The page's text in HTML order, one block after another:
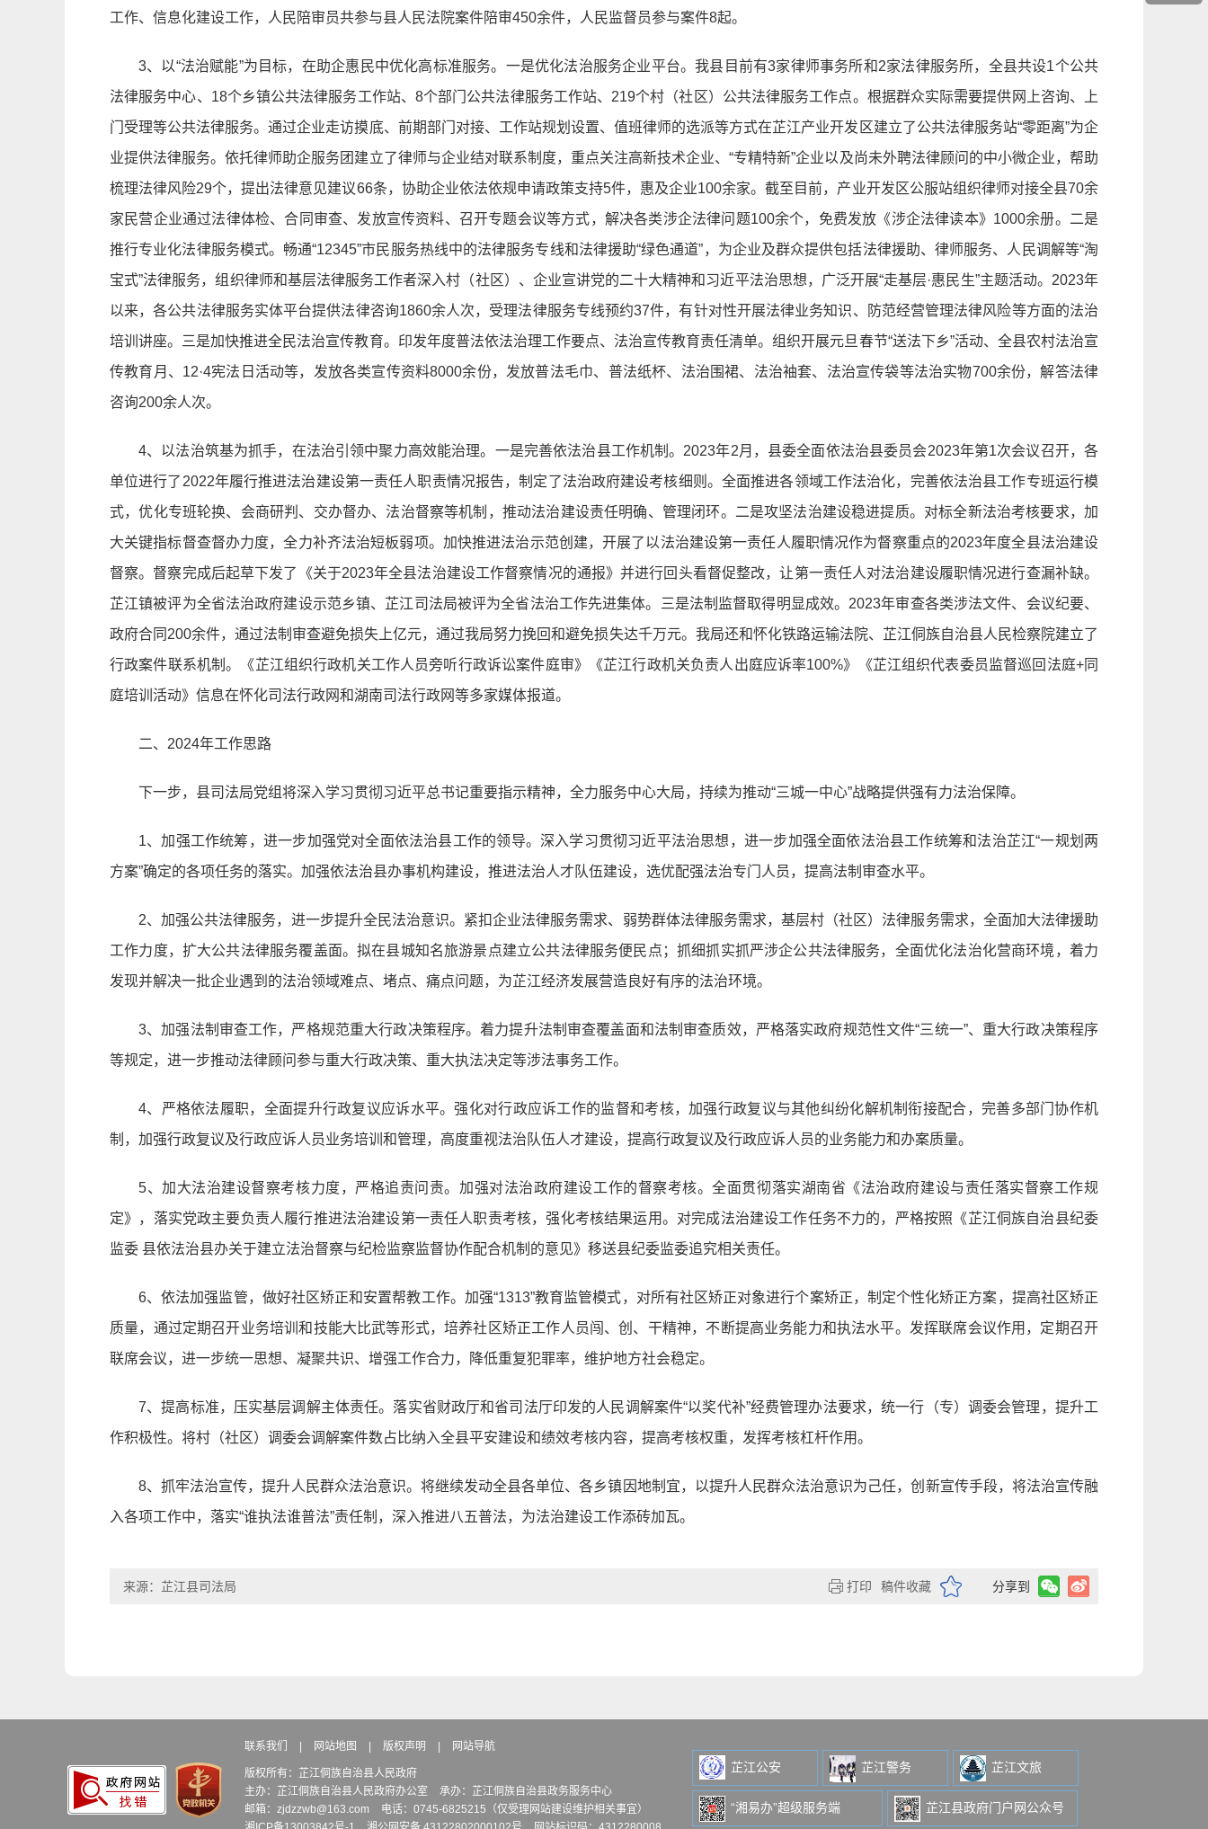
工作、信息化建设工作，人民陪审员共参与县人民法院案件陪审450余件，人民监督员参与案件8起。
3、以“法治赋能”为目标，在助企惠民中优化高标准服务。一是优化法治服务企业平台。我县目前有3家律师事务所和2家法律服务所，全县共设1个公共
法律服务中心、18个乡镇公共法律服务工作站、8个部门公共法律服务工作站、219个村（社区）公共法律服务工作点。根据群众实际需要提供网上咨询、上
门受理等公共法律服务。通过企业走访摸底、前期部门对接、工作站规划设置、值班律师的选派等方式在芷江产业开发区建立了公共法律服务站“零距离”为企
业提供法律服务。依托律师助企服务团建立了律师与企业结对联系制度，重点关注高新技术企业、“专精特新”企业以及尚未外聘法律顾问的中小微企业，帮助
梳理法律风险29个，提出法律意见建议66条，协助企业依法依规申请政策支持5件，惠及企业100余家。截至目前，产业开发区公服站组织律师对接全县70余
家民营企业通过法律体检、合同审查、发放宣传资料、召开专题会议等方式，解决各类涉企法律问题100余个，免费发放《涉企法律读本》1000余册。二是
推行专业化法律服务模式。畅通“12345”市民服务热线中的法律服务专线和法律援助“绿色通道”，为企业及群众提供包括法律援助、律师服务、人民调解等“淘
宝式”法律服务，组织律师和基层法律服务工作者深入村（社区）、企业宣讲党的二十大精神和习近平法治思想，广泛开展“走基层·惠民生”主题活动。2023年
以来，各公共法律服务实体平台提供法律咨询1860余人次，受理法律服务专线预约37件，有针对性开展法律业务知识、防范经营管理法律风险等方面的法治
培训讲座。三是加快推进全民法治宣传教育。印发年度普法依法治理工作要点、法治宣传教育责任清单。组织开展元旦春节“送法下乡”活动、全县农村法治宣
传教育月、12·4宪法日活动等，发放各类宣传资料8000余份，发放普法毛巾、普法纸杯、法治围裙、法治袖套、法治宣传袋等法治实物700余份，解答法律
咨询200余人次。
4、以法治筑基为抓手，在法治引领中聚力高效能治理。一是完善依法治县工作机制。2023年2月，县委全面依法治县委员会2023年第1次会议召开，各
单位进行了2022年履行推进法治建设第一责任人职责情况报告，制定了法治政府建设考核细则。全面推进各领域工作法治化，完善依法治县工作专班运行模
式，优化专班轮换、会商研判、交办督办、法治督察等机制，推动法治建设责任明确、管理闭环。二是攻坚法治建设稳进提质。对标全新法治考核要求，加
大关键指标督查督办力度，全力补齐法治短板弱项。加快推进法治示范创建，开展了以法治建设第一责任人履职情况作为督察重点的2023年度全县法治建设
督察。督察完成后起草下发了《关于2023年全县法治建设工作督察情况的通报》并进行回头看督促整改，让第一责任人对法治建设履职情况进行查漏补缺。
芷江镇被评为全省法治政府建设示范乡镇、芷江司法局被评为全省法治工作先进集体。三是法制监督取得明显成效。2023年审查各类涉法文件、会议纪要、
政府合同200余件，通过法制审查避免损失上亿元，通过我局努力挽回和避免损失达千万元。我局还和怀化铁路运输法院、芷江侗族自治县人民检察院建立了
行政案件联系机制。《芷江组织行政机关工作人员旁听行政诉讼案件庭审》《芷江行政机关负责人出庭应诉率100%》《芷江组织代表委员监督巡回法庭+同
庭培训活动》信息在怀化司法行政网和湖南司法行政网等多家媒体报道。
二、2024年工作思路
下一步，县司法局党组将深入学习贯彻习近平总书记重要指示精神，全力服务中心大局，持续为推动“三城一中心”战略提供强有力法治保障。
1、加强工作统筹，进一步加强党对全面依法治县工作的领导。深入学习贯彻习近平法治思想，进一步加强全面依法治县工作统筹和法治芷江“一规划两
方案”确定的各项任务的落实。加强依法治县办事机构建设，推进法治人才队伍建设，选优配强法治专门人员，提高法制审查水平。
2、加强公共法律服务，进一步提升全民法治意识。紧扣企业法律服务需求、弱势群体法律服务需求，基层村（社区）法律服务需求，全面加大法律援助
工作力度，扩大公共法律服务覆盖面。拟在县城知名旅游景点建立公共法律服务便民点；抓细抓实抓严涉企公共法律服务，全面优化法治化营商环境，着力
发现并解决一批企业遇到的法治领域难点、堵点、痛点问题，为芷江经济发展营造良好有序的法治环境。
3、加强法制审查工作，严格规范重大行政决策程序。着力提升法制审查覆盖面和法制审查质效，严格落实政府规范性文件“三统一”、重大行政决策程序
等规定，进一步推动法律顾问参与重大行政决策、重大执法决定等涉法事务工作。
4、严格依法履职，全面提升行政复议应诉水平。强化对行政应诉工作的监督和考核，加强行政复议与其他纠纷化解机制衔接配合，完善多部门协作机
制，加强行政复议及行政应诉人员业务培训和管理，高度重视法治队伍人才建设，提高行政复议及行政应诉人员的业务能力和办案质量。
5、加大法治建设督察考核力度，严格追责问责。加强对法治政府建设工作的督察考核。全面贯彻落实湖南省《法治政府建设与责任落实督察工作规
定》，落实党政主要负责人履行推进法治建设第一责任人职责考核，强化考核结果运用。对完成法治建设工作任务不力的，严格按照《芷江侗族自治县纪委
监委 县依法治县办关于建立法治督察与纪检监察监督协作配合机制的意见》移送县纪委监委追究相关责任。
6、依法加强监管，做好社区矫正和安置帮教工作。加强“1313”教育监管模式，对所有社区矫正对象进行个案矫正，制定个性化矫正方案，提高社区矫正
质量，通过定期召开业务培训和技能大比武等形式，培养社区矫正工作人员闯、创、干精神，不断提高业务能力和执法水平。发挥联席会议作用，定期召开
联席会议，进一步统一思想、凝聚共识、增强工作合力，降低重复犯罪率，维护地方社会稳定。
7、提高标准，压实基层调解主体责任。落实省财政厅和省司法厅印发的人民调解案件“以奖代补”经费管理办法要求，统一行（专）调委会管理，提升工
作积极性。将村（社区）调委会调解案件数占比纳入全县平安建设和绩效考核内容，提高考核权重，发挥考核杠杆作用。
8、抓牢法治宣传，提升人民群众法治意识。将继续发动全县各单位、各乡镇因地制宜，以提升人民群众法治意识为己任，创新宣传手段，将法治宣传融
入各项工作中，落实“谁执法谁普法”责任制，深入推进八五普法，为法治建设工作添砖加瓦。
稿件收藏 分享到
打印
来源：芷江县司法局
联系我们 网站地图 版权声明 网站导航
版权所有：芷江侗族自治县人民政府
主办：芷江侗族自治县人民政府办公室
承办：芷江侗族自治县政务服务中心
邮箱：zjdzzwb@163.com
电话：0745-6825215（仅受理网站建设维护相关事宜）
芷江公安 芷江警务 芷江文旅
“湘易办”超级服务端 芷江县政府门户网公众号